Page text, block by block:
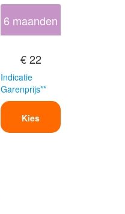
6 maanden
€ 22
Indicatie
Garenprijs**
Kies